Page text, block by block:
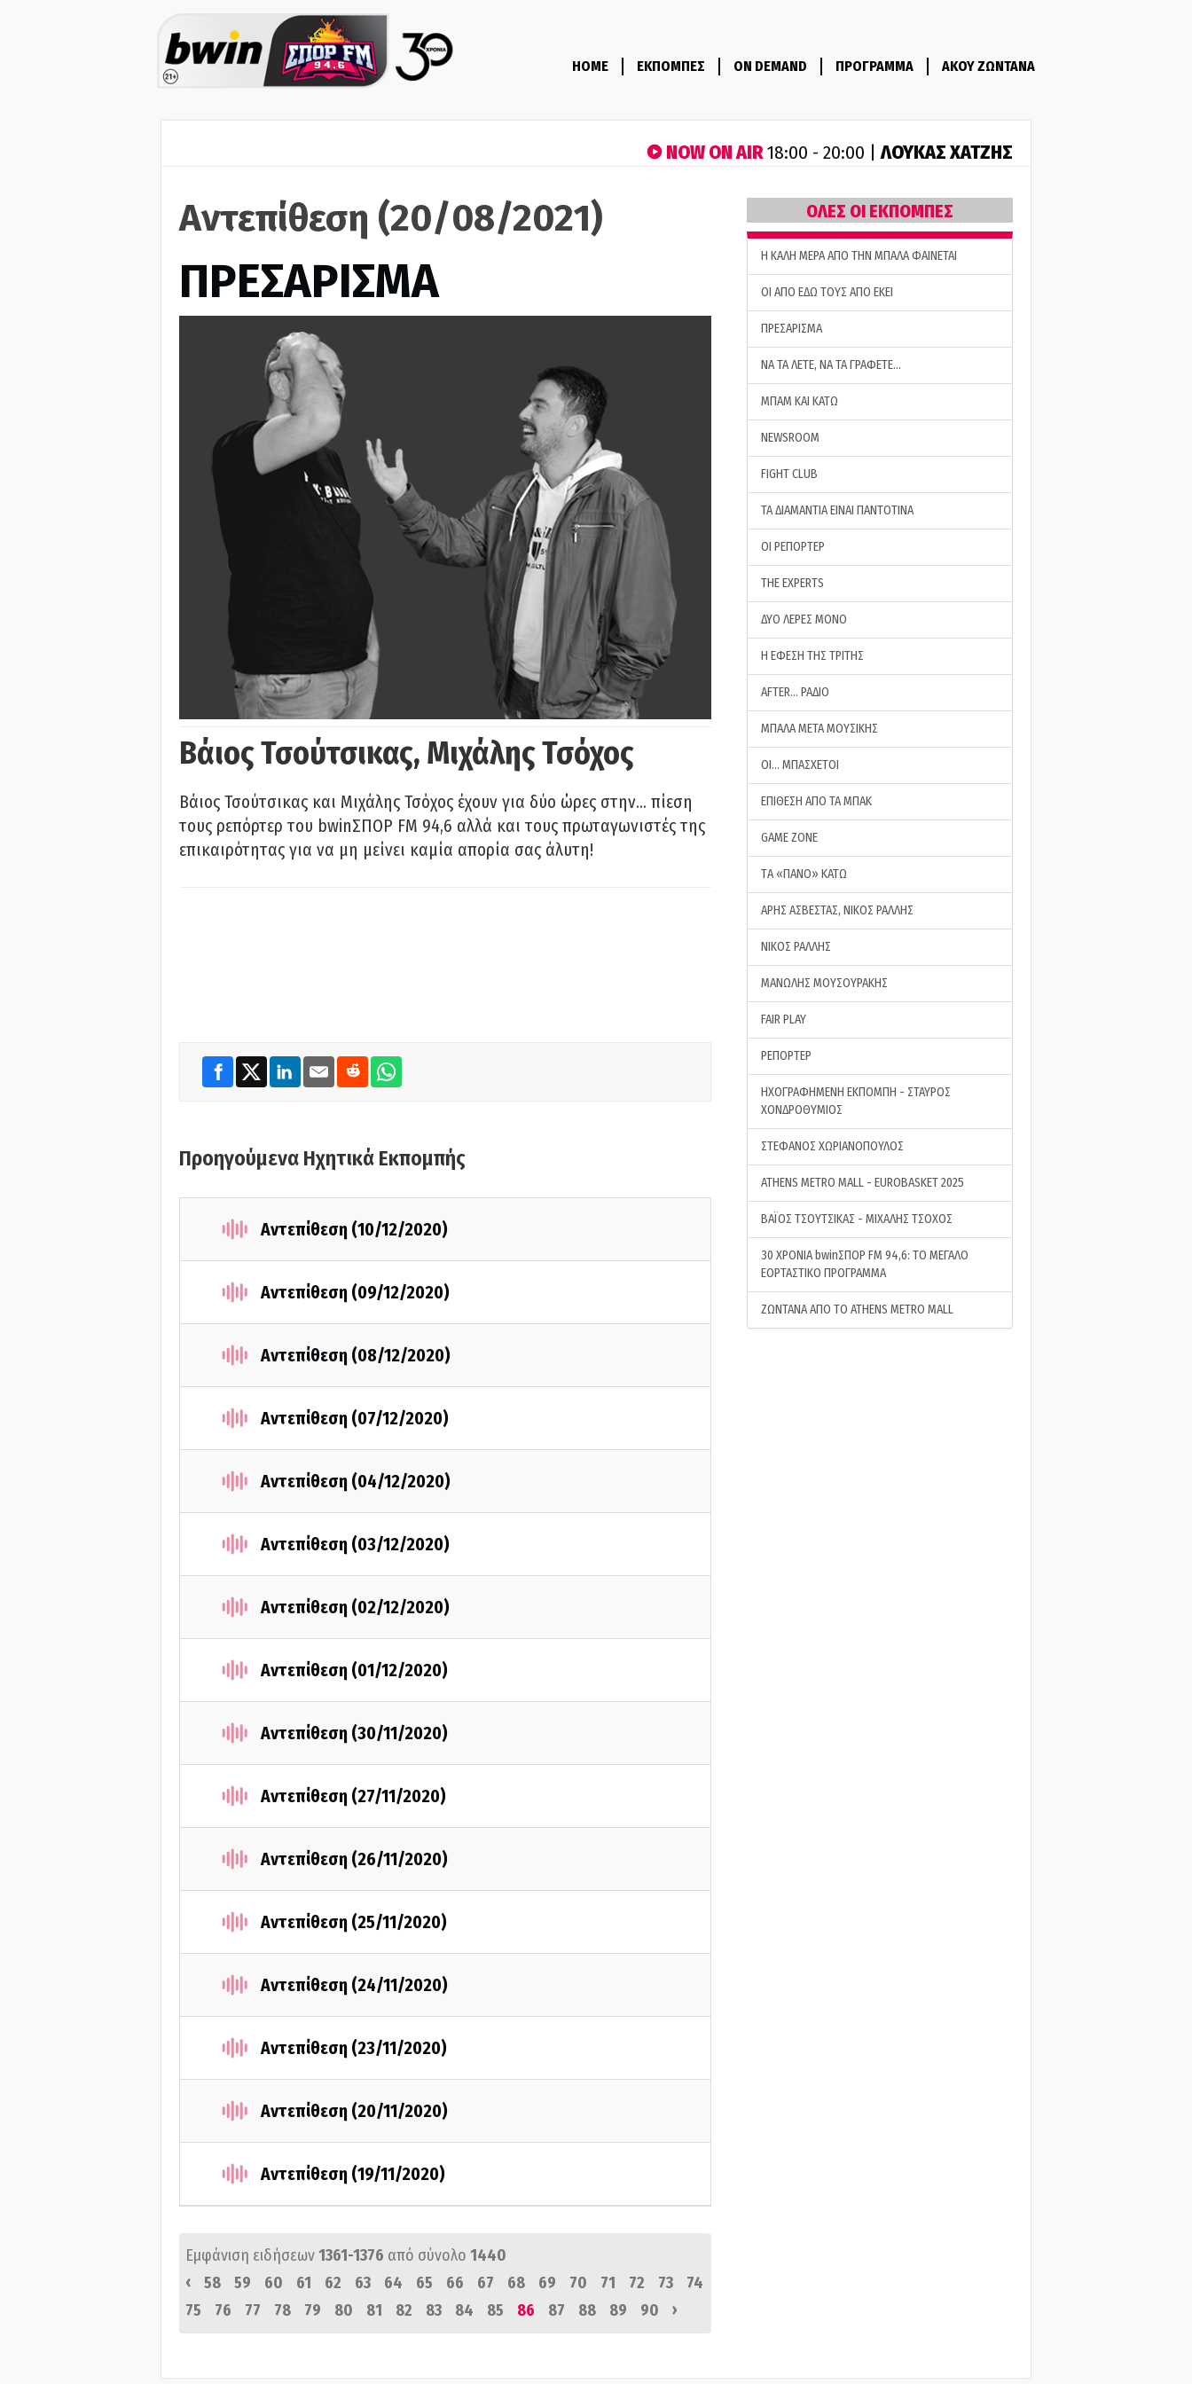
HOME ΕΚΠΟΜΠΕΣ ON DEMAND ΠΡΟΓΡΑΜΜΑ ΑΚΟΥ ΖΩΝΤΑΝΑ
NOW ON AIR18:00 - 20:00 |ΛΟΥΚΑΣ ΧΑΤΖΗΣ
Αντεπίθεση (20/08/2021)
ΠΡΕΣΑΡΙΣΜΑ
Βάιος Τσούτσικας, Μιχάλης Τσόχος
Βάιος Τσούτσικας και Μιχάλης Τσόχος έχουν για δύο ώρες στην… πίεση
τους ρεπόρτερ του bwinΣΠΟΡ FM 94,6 αλλά και τους πρωταγωνιστές της
επικαιρότητας για να μη μείνει καμία απορία σας άλυτη!
Προηγούμενα Ηχητικά Εκπομπής
Αντεπίθεση (10/12/2020)
Αντεπίθεση (09/12/2020)
Αντεπίθεση (08/12/2020)
Αντεπίθεση (07/12/2020)
Αντεπίθεση (04/12/2020)
Αντεπίθεση (03/12/2020)
Αντεπίθεση (02/12/2020)
Αντεπίθεση (01/12/2020)
Αντεπίθεση (30/11/2020)
Αντεπίθεση (27/11/2020)
Αντεπίθεση (26/11/2020)
Αντεπίθεση (25/11/2020)
Αντεπίθεση (24/11/2020)
Αντεπίθεση (23/11/2020)
Αντεπίθεση (20/11/2020)
Αντεπίθεση (19/11/2020)
Εμφάνιση ειδήσεων1361-1376 από σύνολο 1440
‹
58 59 60 61 62 63 64 65 66 67 68 69 70 71 72 73
74
75
76 77 78 79 80 81 82 83 84 85 86 87 88 89 90 ›
ΟΛΕΣ ΟΙ ΕΚΠΟΜΠΕΣ
H ΚΑΛΗ ΜΕΡΑ ΑΠΟ ΤΗΝ ΜΠΑΛΑ ΦΑΙΝΕΤΑΙ
ΟΙ ΑΠΟ ΕΔΩ ΤΟΥΣ ΑΠΟ ΕΚΕΙ
ΠΡΕΣΑΡΙΣΜΑ
ΝΑ ΤΑ ΛΕΤΕ, ΝΑ ΤΑ ΓΡΑΦΕΤΕ…
ΜΠΑΜ ΚΑΙ ΚΑΤΩ
NEWSROOM
FIGHT CLUB
ΤΑ ΔΙΑΜΑΝΤΙΑ ΕΙΝΑΙ ΠΑΝΤΟΤΙΝΑ
ΟΙ ΡΕΠΟΡΤΕΡ
THE EXPERTS
ΔΥΟ ΛΕΡΕΣ ΜΟΝΟ
Η ΕΦΕΣΗ ΤΗΣ ΤΡΙΤΗΣ
AFTER… ΡΑΔΙΟ
ΜΠΑΛΑ ΜΕΤΑ ΜΟΥΣΙΚΗΣ
ΟΙ… ΜΠΑΣΧΕΤΟΙ
ΕΠΙΘΕΣΗ ΑΠΟ ΤΑ ΜΠΑΚ
GAME ZONE
ΤA «ΠΑΝΟ» ΚΑΤΩ
ΑΡΗΣ ΑΣΒΕΣΤΑΣ, ΝΙΚΟΣ ΡΑΛΛΗΣ
ΝΙΚΟΣ ΡΑΛΛΗΣ
ΜΑΝΩΛΗΣ ΜΟΥΣΟΥΡΑΚΗΣ
FAIR PLAY
ΡΕΠΟΡΤΕΡ
ΗΧΟΓΡΑΦΗΜΕΝΗ ΕΚΠΟΜΠΗ - ΣΤΑΥΡΟΣ
ΧΟΝΔΡΟΘΥΜΙΟΣ
ΣΤΕΦΑΝΟΣ ΧΩΡΙΑΝΟΠΟΥΛΟΣ
ATHENS METRO MALL - EUROBASKET 2025
ΒΑΪΟΣ ΤΣΟΥΤΣΙΚΑΣ - ΜΙΧΑΛΗΣ ΤΣΟΧΟΣ
30 ΧΡΟΝΙΑ bwinΣΠΟΡ FM 94,6: ΤΟ ΜΕΓΑΛΟ
ΕΟΡΤΑΣΤΙΚΟ ΠΡΟΓΡΑΜΜΑ
ΖΩΝΤΑΝΑ ΑΠΟ ΤΟ ATHENS METRO MALL